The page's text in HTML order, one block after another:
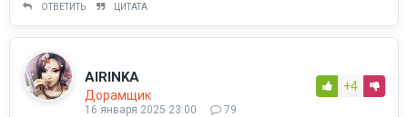
ОТВЕТИТЬ ЦИТАТА
AIRINKA
Дорамщик
16 января 2025 23:00 79
+4